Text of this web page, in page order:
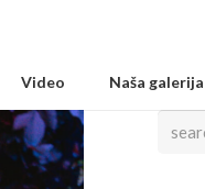
Video Naša galerija